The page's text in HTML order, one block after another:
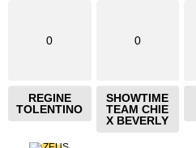
0
REGINE
TOLENTINO
0
SHOWTIME
TEAM CHIE
X BEVERLY